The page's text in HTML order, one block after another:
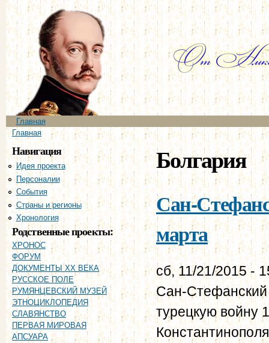
Главное меню
Главная
Вы здесь
Главная
Навигация
Идея проекта
Персоналии
События
Страны и регионы
Хронология
Родственные проекты:
ХРОНОС
ФОРУМ
ДОКУМЕНТЫ XX ВЕКА
РУССКОЕ ПОЛЕ
РУМЯНЦЕВСКИЙ МУЗЕЙ
ЭТНОЦИКЛОПЕДИЯ
СЛАВЯНСТВО
ПЕРВАЯ МИРОВАЯ
АПСУАРА
Болгария
Сан-
марта
сб, 11/21/2015 -
Сан-Стефанский
турецкую войну